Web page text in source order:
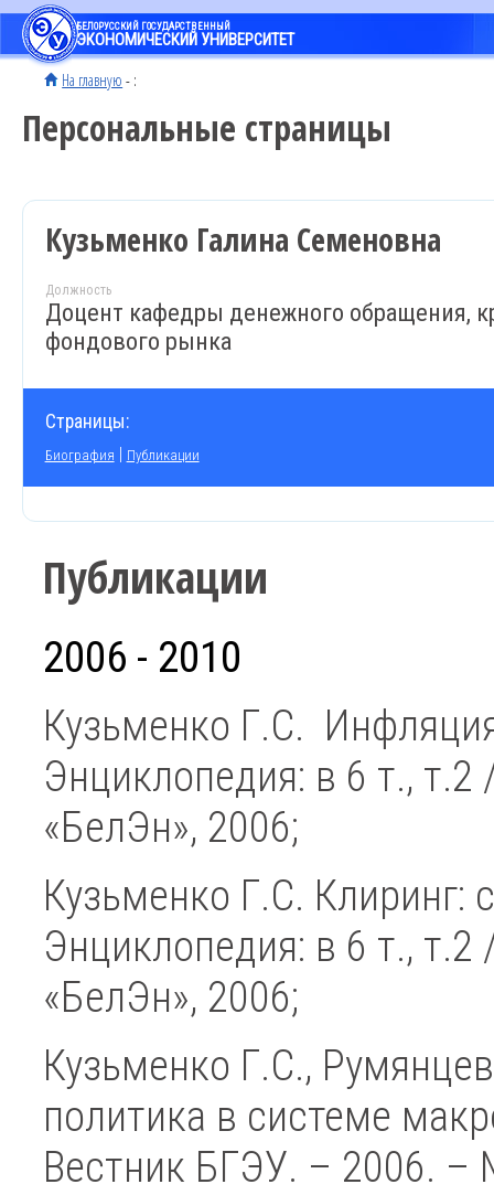
БЕЛОРУССКИЙ ГОСУДАРСТВЕННЫЙ
ЭКОНОМИЧЕСКИЙ УНИВЕРСИТЕТ
На главную - :
Персональные страницы
Кузьменко Галина Семеновна
Должность
Доцент кафедры денежного обращения,
фондового рынка
Страницы:
Биография | Публикации
Публикации
2006 - 2010
Кузьменко Г.С.
Энциклопедия: в 6 т.,
«БелЭн», 2006;
Кузьменко Г.С. Клиринг:
Энциклопедия: в 6 т.,
«БелЭн», 2006;
Кузьменко Г.С.,
политика в системе
Вестник БГЭУ. – 2006. –